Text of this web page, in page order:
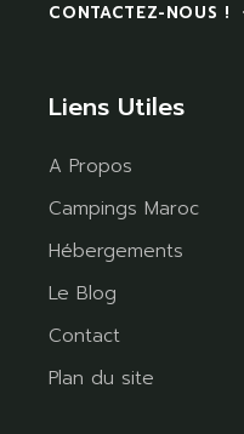
CONTACTEZ-NOUS !
Liens Utiles
A Propos
Campings Maroc
Hébergements
Le Blog
Contact
Plan du site